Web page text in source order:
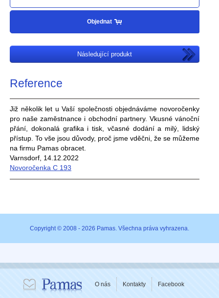
Objednat
Následující produkt
Reference
Již několik let u Vaší společnosti objednáváme novoročenky
pro naše zaměstnance i obchodní partnery. Vkusné vánoční
přání, dokonalá grafika i tisk, včasné dodání a milý, lidský
přístup. To vše jsou důvody, proč jsme vděčni, že se můžeme
na firmu Pamas obracet.
Varnsdorf, 14.12.2022
Novoročenka C 193
Copyright © 2008 - 2026 Pamas. Všechna práva vyhrazena.
O nás Kontakty Facebook